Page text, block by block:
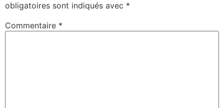
obligatoires sont indiqués avec *
Commentaire *